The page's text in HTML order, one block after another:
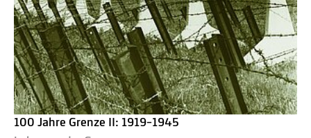
100 Jahre Grenze II: 1919–1945